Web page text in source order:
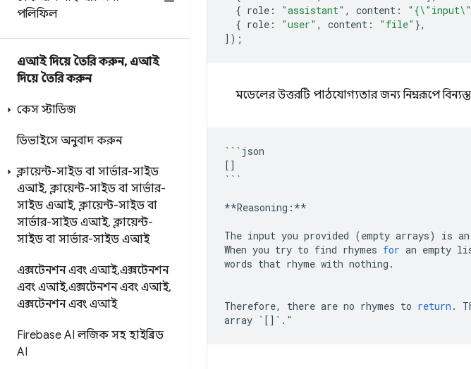
পলিফিল
এআই দিয়ে তৈরি করুন, এআই
দিয়ে তৈরি করুন
কেস স্টাডিজ
ডিভাইসে অনুবাদ করুন
ক্লায়েন্ট-সাইড বা সার্ভার-সাইড
এআই, ক্লায়েন্ট-সাইড বা সার্ভার-
সাইড এআই, ক্লায়েন্ট-সাইড বা
সার্ভার-সাইড এআই, ক্লায়েন্ট-
সাইড বা সার্ভার-সাইড এআই
এক্সটেনশন এবং এআই,এক্সটেনশন
এবং এআই,এক্সটেনশন এবং এআই,
এক্সটেনশন এবং এআই
Firebase AI লজিক সহ হাইব্রিড
AI
{ role : "assistant" , content :
{ role : "user" , content : "file" },
]);
মডেলের উত্তরটি পাঠযোগ্যতার জন্য নিম্নরূপে
```
[]
```
**Reasoning:**
The input you provided (empty arrays) is an
When you try to find rhymes for an empty
words that rhyme with nothing.
Therefore, there are no rhymes to return .
array ` [] ` . "